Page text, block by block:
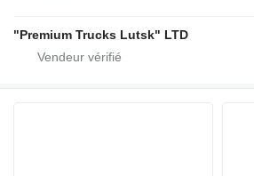
"Premium Trucks Lutsk" LTD